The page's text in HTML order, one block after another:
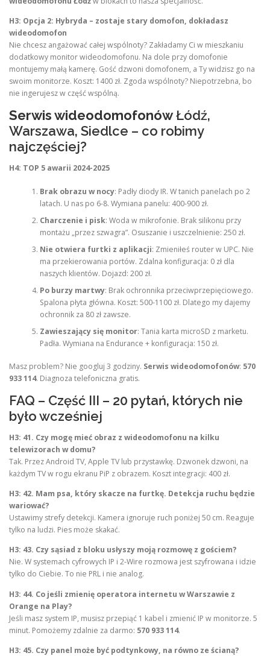
H3: Opcja 2: Hybryda – zostaje stary domofon, dokładasz
wideodomofon
Nie chcesz angażować całej wspólnoty? Zakładamy Ci w mieszkaniu
dodatkowy monitor wideodomofonu. Na dole przy domofonie
montujemy małą kamerę. Gość dzwoni domofonem, a Ty widzisz go na
swoim monitorze. Koszt: 1400 zł. Zgoda wspólnoty? Niepotrzebna, bo
nie ingerujesz w część wspólną.
Serwis wideodomofonówŁódź,
Warszawa, Siedlce – co robimy
najczęściej?
H4: TOP 5 awarii 2024-2025
Brak obrazu w nocy: Padły diody IR. W tanich panelach po 2
latach. U nas po 6-8. Wymiana panelu: 400-900 zł.
Charczenie i pisk: Woda w mikrofonie. Brak silikonu przy
montażu „przez szwagra”. Osuszanie i uszczelnienie: 250 zł.
Nie otwiera furtki z aplikacji: Zmieniłeś router w UPC. Nie
ma przekierowania portów. Zdalna konfiguracja: 0 zł dla
naszych klientów. Dojazd: 200 zł.
Po burzy martwy: Brak ochronnika przeciwprzepięciowego.
Spalona płyta główna. Koszt: 500-1100 zł. Dlatego my dajemy
ochronnik za 80 zł zawsze.
Zawieszający się monitor: Tania karta microSD z marketu.
Padła. Wymiana na Endurance + konfiguracja: 150 zł.
Masz problem? Nie googluj 3 godziny. Serwis wideodomofonów: 570
933 114. Diagnoza telefoniczna gratis.
FAQ – Część III – 20 pytań, których nie
było wcześniej
H3: 41. Czy mogę mieć obraz z wideodomofonu na kilku
telewizorach w domu?
Tak. Przez Android TV, Apple TV lub przystawkę. Dzwonek dzwoni, na
każdym TV w rogu ekranu PiP z obrazem. Koszt integracji: 400 zł.
H3: 42. Mam psa, który skacze na furtkę. Detekcja ruchu będzie
wariować?
Ustawimy strefy detekcji. Kamera ignoruje ruch poniżej 50 cm. Reaguje
tylko na ludzi. Pies może skakać.
H3: 43. Czy sąsiad z bloku usłyszy moją rozmowę z gościem?
Nie. W systemach cyfrowych IP i 2-Wire rozmowa jest szyfrowana i idzie
tylko do Ciebie. To nie PRL i nie analog.
H3: 44. Co jeśli zmienię operatora internetu w Warszawie z
Orange na Play?
Jeśli masz system IP, musisz przepiąć 1 kabel i zmienić IP w monitorze. 5
minut. Pomożemy zdalnie za darmo: 570 933 114.
H3: 45. Czy panel może być podtynkowy, na równo ze ścianą?